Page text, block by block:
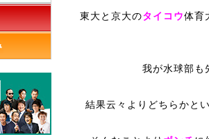
東大と京大のタイコウ体育
我が水球部も
結果云々よりどちらかと